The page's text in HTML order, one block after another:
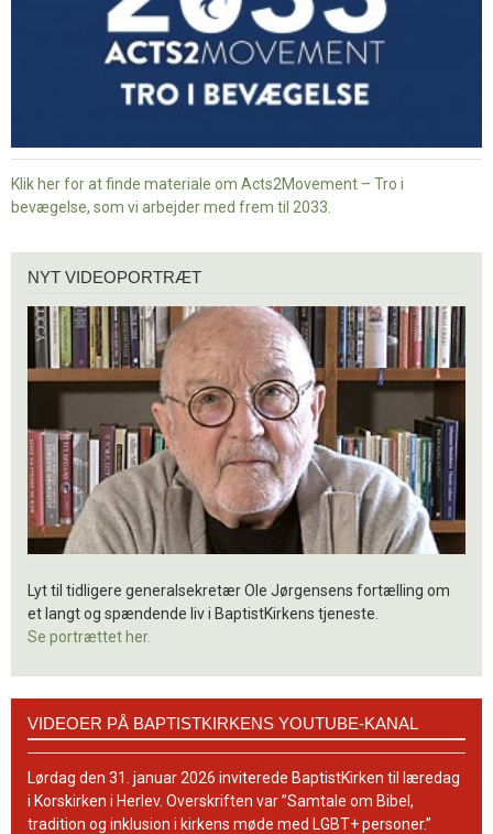
Klik her for at finde materiale om Acts2Movement – Tro i
bevægelse, som vi arbejder med frem til 2033.
videoportræt
NYT VIDEOPORTRÆT
Lyt til tidligere generalsekretær Ole Jørgensens fortælling om
et langt og spændende liv i BaptistKirkens tjeneste.
Se portrættet her.
BaptistKirkens
YouTube-
kanal
VIDEOER PÅ BAPTISTKIRKENS YOUTUBE-KANAL
Lørdag den 31. januar 2026 inviterede BaptistKirken til læredag
i Korskirken i Herlev. Overskriften var ”Samtale om Bibel,
tradition og inklusion i kirkens møde med LGBT+ personer.”